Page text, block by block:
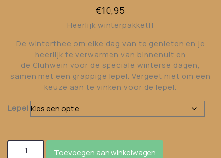
€10,95
Heerlijk winterpakket!!
De winterthee om elke dag van te genieten en je
heerlijk te verwarmen van binnenuit en
de Glühwein voor de speciale winterse dagen,
samen met een grappige lepel. Vergeet niet om een
keuze aan te vinken voor de lepel.
Lepel
Winterpakket met lepel aantal
Toevoegen aan winkelwagen